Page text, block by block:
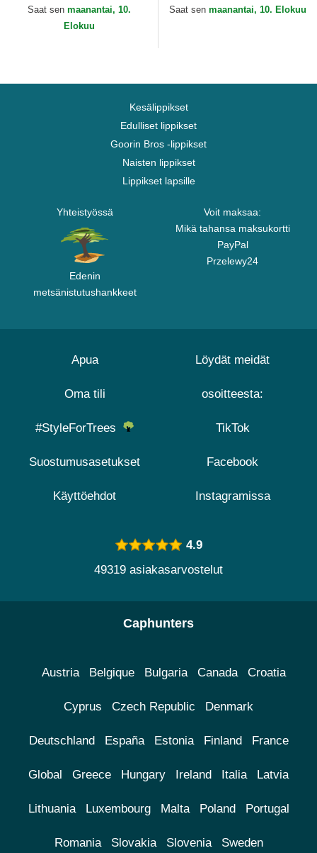
Capslab
Saat sen maanantai, 10.
Elokuu
Capslab
Saat sen maanantai, 10. Elokuu
Kesälippikset
Edulliset lippikset
Goorin Bros -lippikset
Naisten lippikset
Lippikset lapsille
Yhteistyössä
Edenin
metsänistutushankkeet
Voit maksaa:
Mikä tahansa maksukortti
PayPal
Przelewy24
Apua
Oma tili
#StyleForTrees
Suostumusasetukset
Käyttöehdot
Löydät meidät
osoitteesta:
TikTok
Facebook
Instagramissa
4.9
49319 asiakasarvostelut
Caphunters
Austria Belgique Bulgaria Canada Croatia
Cyprus Czech Republic Denmark
Deutschland España Estonia Finland France
Global Greece Hungary Ireland Italia Latvia
Lithuania Luxembourg Malta Poland Portugal
Romania Slovakia Slovenia Sweden